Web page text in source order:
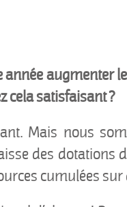
année augmenter
cela satisfaisant ?
Mais nous
des dotations
cumulées